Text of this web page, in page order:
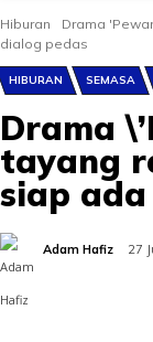
Hiburan
Drama
dialog pedas
HIBURAN SEMASA
Drama
tayang
siap
Adam Hafiz 27